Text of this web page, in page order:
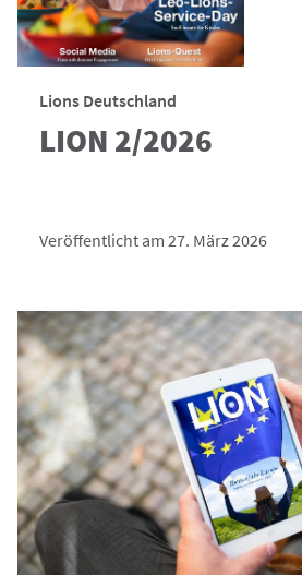
Lions Deutschland
LION 2/2026
Veröffentlicht am 27. März 2026